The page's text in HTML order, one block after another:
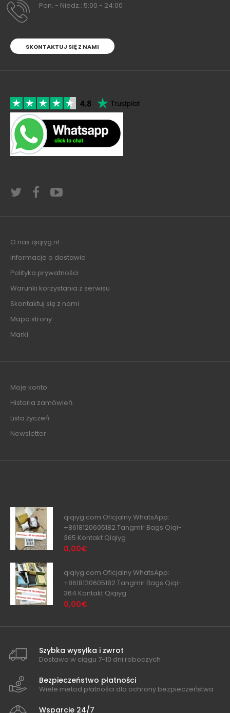
Pon. - Niedz.: 5:00 - 24:00
SKONTAKTUJ SIĘ Z NAMI
O nas qiqiyg.nl
Informacje o dostawie
Polityka prywatności
Warunki korzystania z serwisu
Skontaktuj się z nami
Mapa strony
Marki
Moje konto
Historia zamówień
Lista życzeń
Newsletter
qiqiyg.com Oficjalny WhatsApp:
+8618120605182 Tangmir Bags Qiqi-
365 Kontakt Qiqiyg
0,00€
qiqiyg.com Oficjalny WhatsApp:
+8618120605182 Tangmir Bags Qiqi-
364 Kontakt Qiqiyg
0,00€
Szybka wysyłka i zwrot
Dostawa w ciągu 7-10 dni roboczych
Bezpieczeństwo płatności
Wiele metod płatności dla ochrony bezpieczeństwa
Wsparcie 24/7